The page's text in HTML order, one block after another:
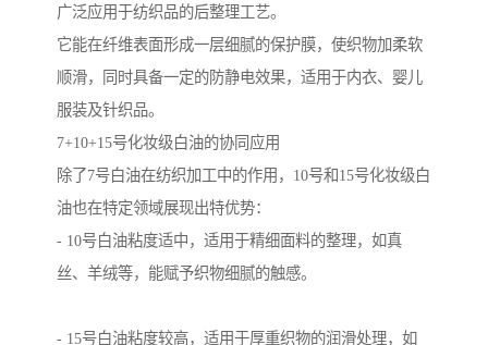
广泛应用于纺织品的后整理工艺。
它能在纤维表面形成一层细腻的保护膜，使织物加柔软
顺滑，同时具备一定的防静电效果，适用于内衣、婴儿
服装及针织品。
7+10+15号化妆级白油的协同应用
除了7号白油在纺织加工中的作用，10号和15号化妆级白
油也在特定领域展现出特优势：
- 10号白油粘度适中，适用于精细面料的整理，如真
丝、羊绒等，能赋予织物细腻的触感。
- 15号白油粘度较高，适用于厚重织物的润滑处理，如